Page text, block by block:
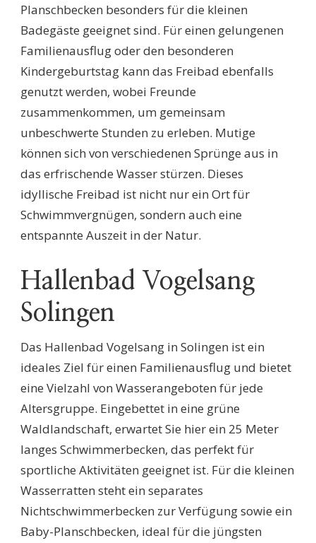
Planschbecken besonders für die kleinen
Badegäste geeignet sind. Für einen gelungenen
Familienausflug oder den besonderen
Kindergeburtstag kann das Freibad ebenfalls
genutzt werden, wobei Freunde
zusammenkommen, um gemeinsam
unbeschwerte Stunden zu erleben. Mutige
können sich von verschiedenen Sprünge aus in
das erfrischende Wasser stürzen. Dieses
idyllische Freibad ist nicht nur ein Ort für
Schwimmvergnügen, sondern auch eine
entspannte Auszeit in der Natur.
Hallenbad Vogelsang
Solingen
Das Hallenbad Vogelsang in Solingen ist ein
ideales Ziel für einen Familienausflug und bietet
eine Vielzahl von Wasserangeboten für jede
Altersgruppe. Eingebettet in eine grüne
Waldlandschaft, erwartet Sie hier ein 25 Meter
langes Schwimmerbecken, das perfekt für
sportliche Aktivitäten geeignet ist. Für die kleinen
Wasserratten steht ein separates
Nichtschwimmerbecken zur Verfügung sowie ein
Baby-Planschbecken, ideal für die jüngsten